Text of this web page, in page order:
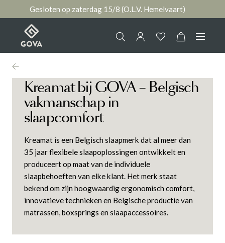
Gesloten op zaterdag 15/8 (O.L.V. Hemelvaart)
Collectie
Ruimtes
Nieuws & Inspiratie
Contact
Jouw account
AANMELDEN
ofregistreren
Kreamat bij GOVA – Belgisch
vakmanschap in
slaapcomfort
Kreamat is een Belgisch slaapmerk dat almeer dan
35 jaarflexibele slaapoplossingen ontwikkelt en
produceert op maat van de individuele
slaapbehoeften van elke klant. Het merk staat
bekend om zijn hoogwaardig ergonomisch comfort,
innovatieve technieken en Belgische productie van
matrassen, boxsprings en slaapaccessoires.